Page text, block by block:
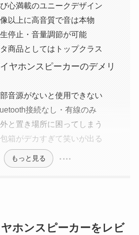
心満載のユニークデザイン
以上に高音質で音は本物
停止・音量調節が可能
商品としてはトップクラス
ヤホンスピーカーのデメリ
音源がないと使用できない
接続なし・有線のみ
と置き場所に困ってしまう
箱がデカすぎて笑いが出る
もっと見る
ホンスピーカーをレビ